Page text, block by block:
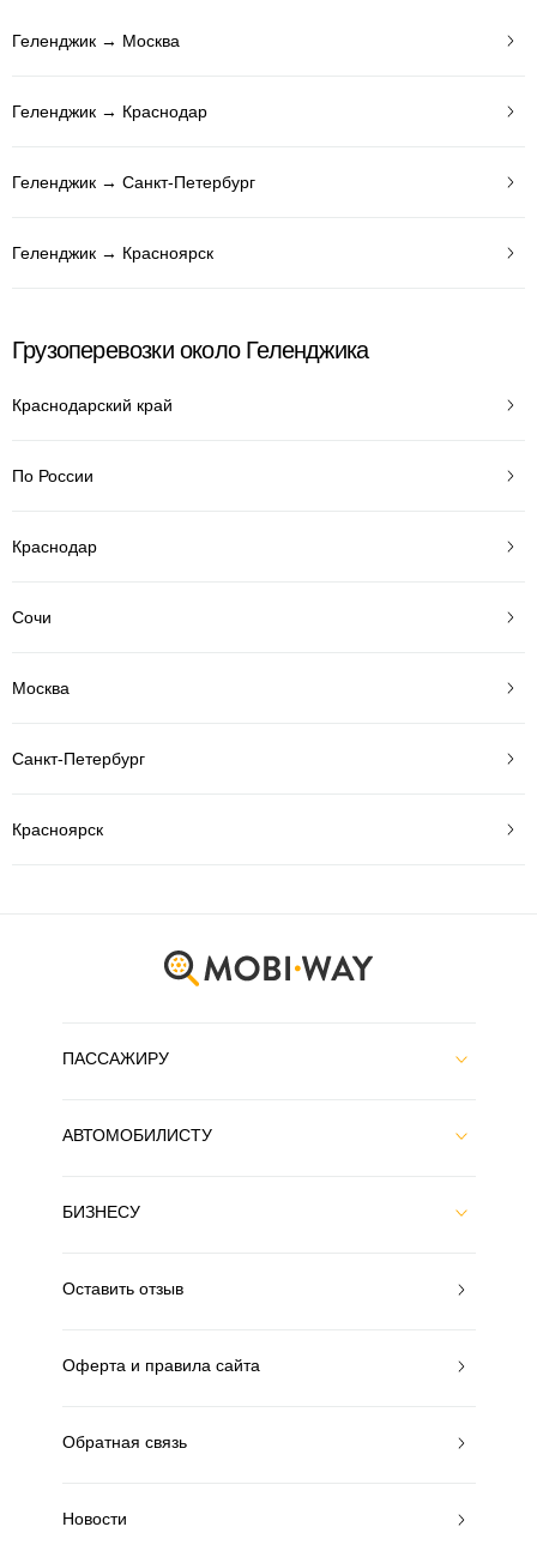
Геленджик → Москва
Геленджик → Краснодар
Геленджик → Санкт-Петербург
Геленджик → Красноярск
Грузоперевозки около Геленджика
Краснодарский край
По России
Краснодар
Сочи
Москва
Санкт-Петербург
Красноярск
ПАССАЖИРУ
АВТОМОБИЛИСТУ
БИЗНЕСУ
Оставить отзыв
Оферта и правила сайта
Обратная связь
Новости